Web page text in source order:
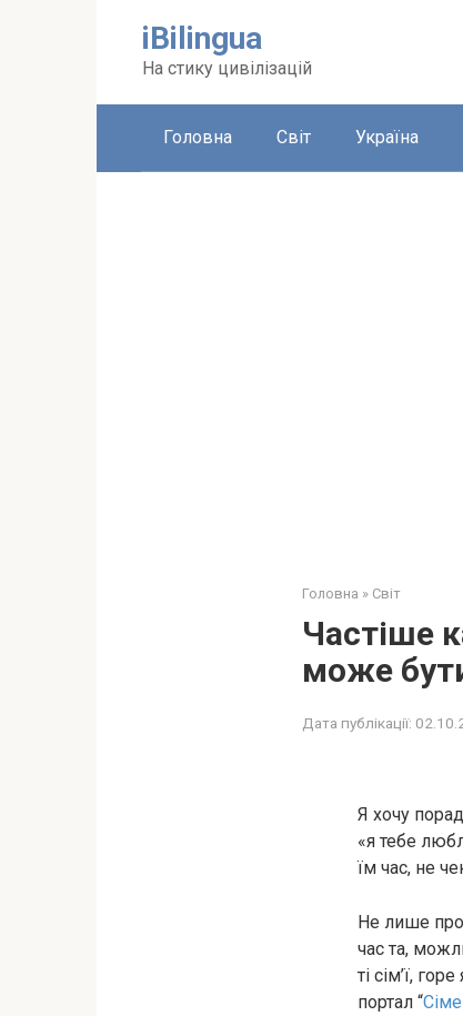
iBilingua
На стику цивілізацій
Головна Світ Україна
Головна » Світ
Частіше
може
Дата публікації:
Я хочу
«я тебе
їм час, не
Не лише про
час та,
ті сім’ї,
портал “